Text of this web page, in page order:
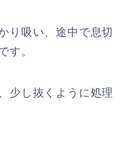
り吸い、途中で息切
す。
少し抜くように処理